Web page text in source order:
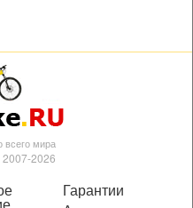
всего мира
2026
Гарантии